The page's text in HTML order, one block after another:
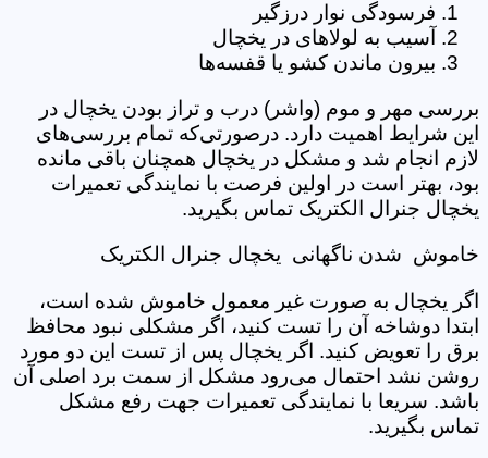
فرسودگی نوار درزگیر
آسیب به لولاهای در یخچال
بیرون ماندن کشو یا قفسه‌‌ها
بررسی مهر و موم (واشر) درب و تراز بودن یخچال در
این شرایط اهمیت دارد. درصورتی‌که تمام بررسی‌های
لازم انجام شد و مشکل در یخچال همچنان باقی مانده
بود، بهتر است در اولین فرصت با نمایندگی تعمیرات
یخچال جنرال الکتریک تماس بگیرید.
خاموش شدن ناگهانی یخچال جنرال الکتریک
اگر یخچال به صورت غیر معمول خاموش شده است،
ابتدا دوشاخه آن را تست کنید، اگر مشکلی نبود محافظ
برق را تعویض کنید. اگر یخچال پس از تست این دو مورد
روشن نشد احتمال می‌رود مشکل از سمت برد اصلی آن
باشد. سریعا با نمایندگی تعمیرات جهت رفع مشکل
تماس بگیرید.